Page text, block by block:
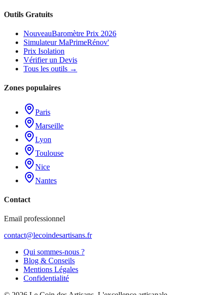
Outils Gratuits
NouveauBaromètre Prix 2026
Simulateur MaPrimeRénov'
Prix Isolation
Vérifier un Devis
Tous les outils →
Zones populaires
Paris
Marseille
Lyon
Toulouse
Nice
Nantes
Contact
Email professionnel
contact@lecoindesartisans.fr
Qui sommes-nous ?
Blog & Conseils
Mentions Légales
Confidentialité